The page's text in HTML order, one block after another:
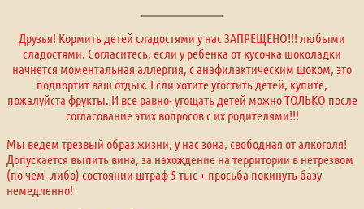
Друзья! Кормить детей сладостями у нас ЗАПРЕЩЕНО!!! любыми
сладостями. Согласитесь, если у ребенка от кусочка шоколадки
начнется моментальная аллергия, с анафилактическим шоком, это
подпортит ваш отдых. Если хотите угостить детей, купите,
пожалуйста фрукты. И все равно- угощать детей можно ТОЛЬКО после
согласование этих вопросов с их родителями!!!
Мы ведем трезвый образ жизни, у нас зона, свободная от алкоголя!
Допускается выпить вина, за нахождение на территории в нетрезвом
(по чем -либо) состоянии штраф 5 тыс + просьба покинуть базу
немедленно!